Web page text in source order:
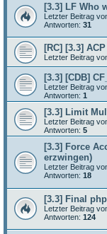
[3.3] LF Who
Letzter Beitrag
Antworten: 31
[RC] [3.3]
Letzter Beitrag
[3.3] [CDB]
Letzter Beitrag
Antworten: 1
[3.3] Limit
Letzter Beitrag
Antworten: 5
[3.3] Force
erzwingen)
Letzter Beitrag
Antworten: 18
[3.3] Final
Letzter Beitrag
Antworten: 124